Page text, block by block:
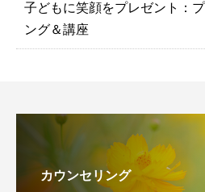
子どもに笑顔をプレゼント：
ング＆講座
カウンセリング